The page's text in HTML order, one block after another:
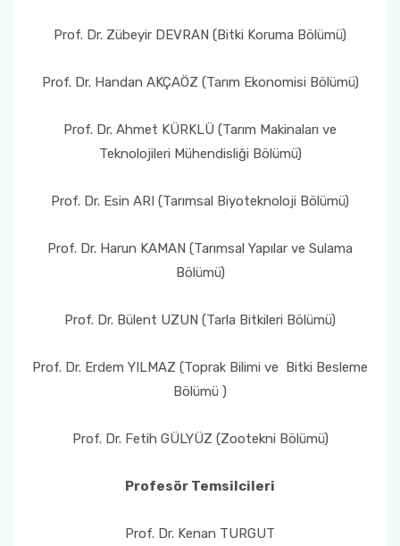
Prof. Dr. Zübeyir DEVRAN (Bitki Koruma Bölümü)
Prof. Dr. Handan AKÇAÖZ (Tarım Ekonomisi Bölümü)
Prof. Dr. Ahmet KÜRKLÜ (Tarım Makinaları ve
Teknolojileri Mühendisliği Bölümü)
Prof. Dr. Esin ARI (Tarımsal Biyoteknoloji Bölümü)
Prof. Dr. Harun KAMAN (Tarımsal Yapılar ve Sulama
Bölümü)
Prof. Dr. Bülent UZUN (Tarla Bitkileri Bölümü)
Prof. Dr. Erdem YILMAZ (Toprak Bilimi ve Bitki Besleme
Bölümü )
Prof. Dr. Fetih GÜLYÜZ (Zootekni Bölümü)
Profesör Temsilcileri
Prof. Dr. Kenan TURGUT
Sosyal Transkript Uygulaması